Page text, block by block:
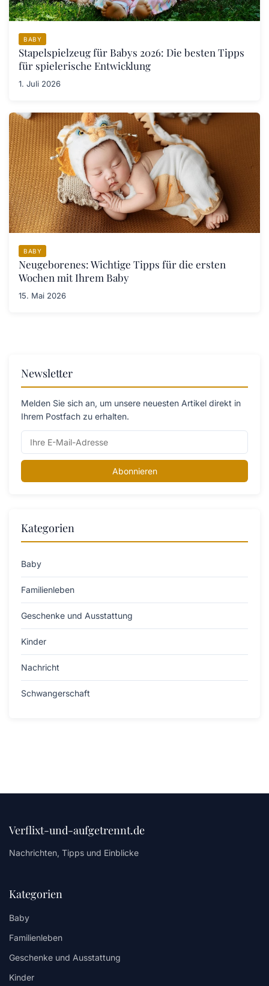
BABY
Stapelspielzeug für Babys 2026: Die besten Tipps
für spielerische Entwicklung
1. Juli 2026
BABY
Neugeborenes: Wichtige Tipps für die ersten
Wochen mit Ihrem Baby
15. Mai 2026
Newsletter
Melden Sie sich an, um unsere neuesten Artikel direkt in
Ihrem Postfach zu erhalten.
Abonnieren
Kategorien
Baby
Familienleben
Geschenke und Ausstattung
Kinder
Nachricht
Schwangerschaft
Verflixt-und-aufgetrennt.de
Nachrichten, Tipps und Einblicke
Kategorien
Baby
Familienleben
Geschenke und Ausstattung
Kinder